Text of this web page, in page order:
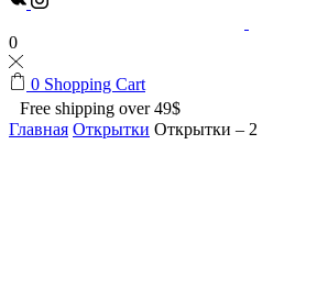
0
0 Shopping Cart
Free shipping over 49$
Главная Открытки Открытки – 2